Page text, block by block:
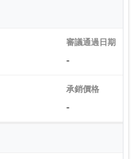
審議通過日期
-
承銷價格
-